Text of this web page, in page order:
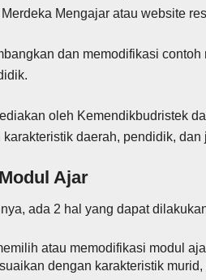
Mengajar atau website
dan memodifikasi
oleh Kemendikbudristek
daerah, pendidik, dan
Ajar
ada 2 hal yang dapat
atau memodifikasi modul
dengan karakteristik murid,